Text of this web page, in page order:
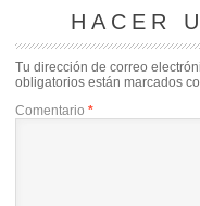
HACER
Tu dirección de correo
obligatorios están marcados
Comentario *